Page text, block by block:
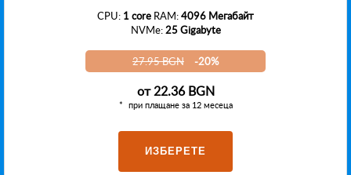
CPU: 1 core RAM:4096 Мегабайт
NVMe:25 Gigabyte
27.95 BGN -20%
от22.36 BGN
при плащане за 12 месеца
ИЗБЕРЕТЕ